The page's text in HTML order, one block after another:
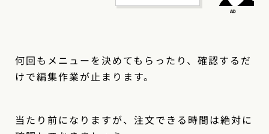
何回もメニューを決めてもらったり、確認するだ
けで編集作業が止まります。
当たり前になりますが、注文できる時間は絶対に